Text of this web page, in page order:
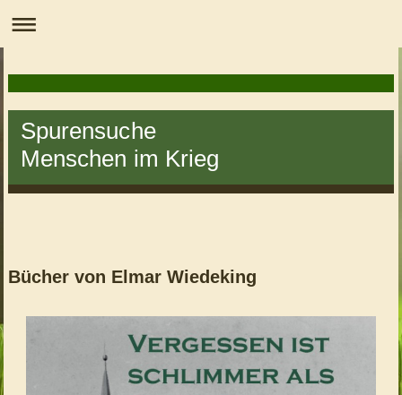
Spurensuche
Menschen im Krieg
Bücher von Elmar Wiedeking